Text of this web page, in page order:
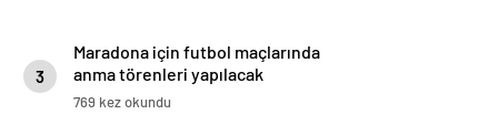
3
Maradona için futbol maçlarında
anma törenleri yapılacak
769 kez okundu